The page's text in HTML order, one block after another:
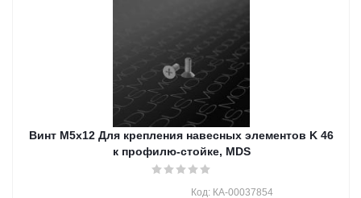
Винт М5х12 Для крепления навесных элементов K 46
к профилю-стойке, MDS
Код: КА-00037854